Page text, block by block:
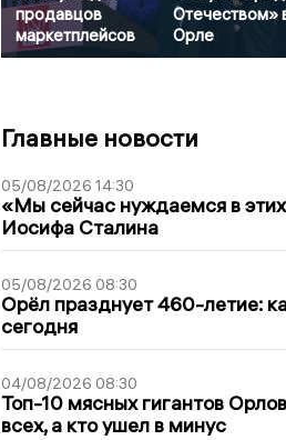
продавцов
маркетплейсов
Отечеством»
Орле
Главные новости
05/08/2026 14:30
«Мы сейчас нуждаемся в
Иосифа Сталина
05/08/2026 08:30
Орёл празднует 460-летие:
сегодня
04/08/2026 08:30
Топ-10 мясных гигантов
всех, а кто ушел в минус